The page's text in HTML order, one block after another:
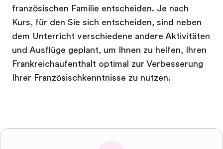
französischen Familie entscheiden. Je nach
Kurs, für den Sie sich entscheiden, sind neben
dem Unterricht verschiedene andere Aktivitäten
und Ausflüge geplant, um Ihnen zu helfen, Ihren
Frankreichaufenthalt optimal zur Verbesserung
Ihrer Französischkenntnisse zu nutzen.